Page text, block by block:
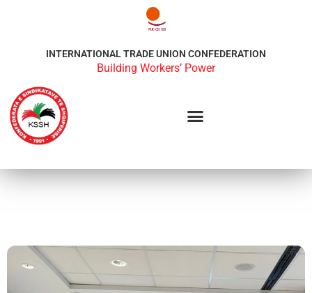
INTERNATIONAL TRADE UNION CONFEDERATION
Building Workers’ Power